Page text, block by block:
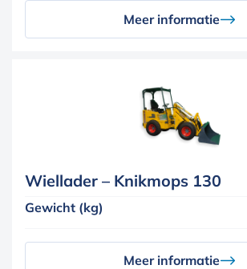
Meer informatie
Wiellader – Knikmops 130
Gewicht (kg)
Meer informatie